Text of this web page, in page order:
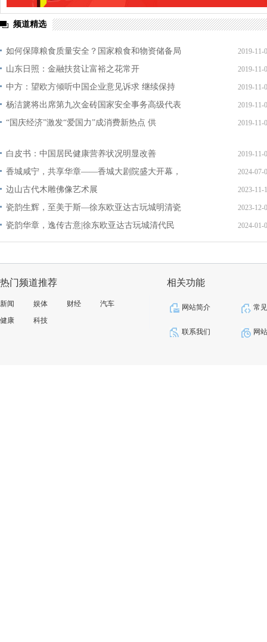
频道精选
如何保障粮食质量安全？国家粮食和物资储备局 2019-11-
山东日照：金融扶贫让富裕之花常开 2019-11-
中方：望欧方倾听中国企业意见诉求 继续保持 2019-11-
杨洁篪将出席第九次金砖国家安全事务高级代表 2019-11-
“国庆经济”激发“爱国力”成消费新热点 供 2019-11-
白皮书：中国居民健康营养状况明显改善 2019-11-
香城咸宁，共享华章——香城大剧院盛大开幕， 2024-07-
边山古代木雕佛像艺术展 2023-11-
瓷韵生辉，至美于斯—徐东欧亚达古玩城明清瓷 2023-12-
瓷韵华章，逸传古意|徐东欧亚达古玩城清代民 2024-01-
热门频道推荐
新闻 娱体 财经
汽车
健康
科技
相关功能
网站简介 常
联系我们 网